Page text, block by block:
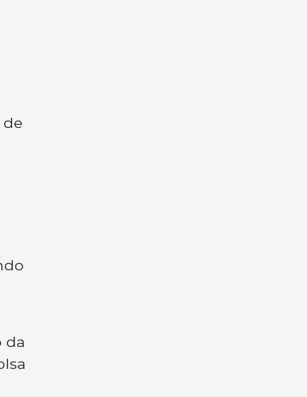
da